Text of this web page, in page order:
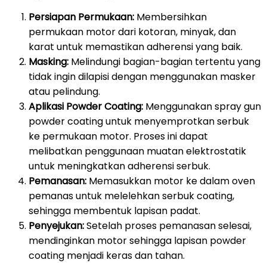
Persiapan Permukaan: Membersihkan
permukaan motor dari kotoran, minyak, dan
karat untuk memastikan adherensi yang baik.
Masking: Melindungi bagian-bagian tertentu yang
tidak ingin dilapisi dengan menggunakan masker
atau pelindung.
Aplikasi Powder Coating: Menggunakan spray gun
powder coating untuk menyemprotkan serbuk
ke permukaan motor. Proses ini dapat
melibatkan penggunaan muatan elektrostatik
untuk meningkatkan adherensi serbuk.
Pemanasan: Memasukkan motor ke dalam oven
pemanas untuk melelehkan serbuk coating,
sehingga membentuk lapisan padat.
Penyejukan:Setelah proses pemanasan selesai,
mendinginkan motor sehingga lapisan powder
coating menjadi keras dan tahan.